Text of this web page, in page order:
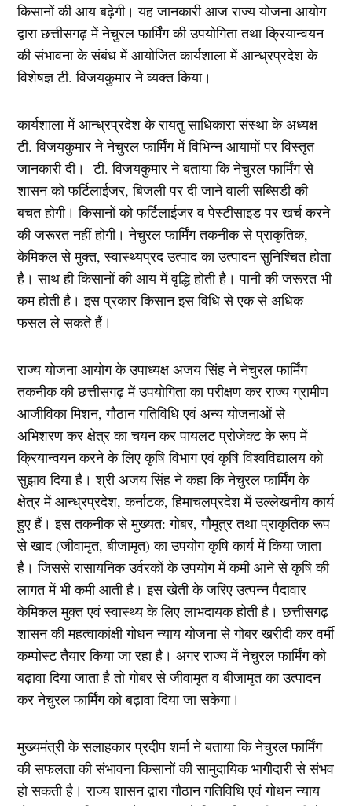
किसानों की आय बढ़ेगी। यह जानकारी आज राज्य योजना आयोग
द्वारा छत्तीसगढ़ में नेचुरल फार्मिंग की उपयोगिता तथा क्रियान्वयन
की संभावना के संबंध में आयोजित कार्यशाला में आन्ध्रप्रदेश के
विशेषज्ञ टी. विजयकुमार ने व्यक्त किया।
कार्यशाला में आन्ध्रप्रदेश के रायतु साधिकारा संस्था के अध्यक्ष
टी. विजयकुमार ने नेचुरल फार्मिंग में विभिन्न आयामों पर विस्तृत
जानकारी दी। टी. विजयकुमार ने बताया कि नेचुरल फार्मिंग से
शासन को फर्टिलाईजर, बिजली पर दी जाने वाली सब्सिडी की
बचत होगी। किसानों को फर्टिलाईजर व पेस्टीसाइड पर खर्च करने
की जरूरत नहीं होगी। नेचुरल फार्मिंग तकनीक से प्राकृतिक,
केमिकल से मुक्त, स्वास्थ्यप्रद उत्पाद का उत्पादन सुनिश्चित होता
है। साथ ही किसानों की आय में वृद्धि होती है। पानी की जरूरत भी
कम होती है। इस प्रकार किसान इस विधि से एक से अधिक
फसल ले सकते हैं।
राज्य योजना आयोग के उपाध्यक्ष अजय सिंह ने नेचुरल फार्मिंग
तकनीक की छत्तीसगढ़ में उपयोगिता का परीक्षण कर राज्य ग्रामीण
आजीविका मिशन, गौठान गतिविधि एवं अन्य योजनाओं से
अभिशरण कर क्षेत्र का चयन कर पायलट प्रोजेक्ट के रूप में
क्रियान्वयन करने के लिए कृषि विभाग एवं कृषि विश्वविद्यालय को
सुझाव दिया है। श्री अजय सिंह ने कहा कि नेचुरल फार्मिंग के
क्षेत्र में आन्ध्रप्रदेश, कर्नाटक, हिमाचलप्रदेश में उल्लेखनीय कार्य
हुए हैं। इस तकनीक से मुख्यत: गोबर, गौमूत्र तथा प्राकृतिक रूप
से खाद (जीवामृत, बीजामृत) का उपयोग कृषि कार्य में किया जाता
है। जिससे रासायनिक उर्वरकों के उपयोग में कमी आने से कृषि की
लागत में भी कमी आती है। इस खेती के जरिए उत्पन्न पैदावार
केमिकल मुक्त एवं स्वास्थ्य के लिए लाभदायक होती है। छत्तीसगढ़
शासन की महत्वाकांक्षी गोधन न्याय योजना से गोबर खरीदी कर वर्मी
कम्पोस्ट तैयार किया जा रहा है। अगर राज्य में नेचुरल फार्मिंग को
बढ़ावा दिया जाता है तो गोबर से जीवामृत व बीजामृत का उत्पादन
कर नेचुरल फार्मिंग को बढ़ावा दिया जा सकेगा।
मुख्यमंत्री के सलाहकार प्रदीप शर्मा ने बताया कि नेचुरल फार्मिंग
की सफलता की संभावना किसानों की सामुदायिक भागीदारी से संभव
हो सकती है। राज्य शासन द्वारा गौठान गतिविधि एवं गोधन न्याय